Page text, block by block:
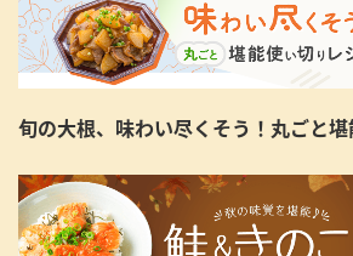
旬の大根、味わい尽くそう！丸ごと